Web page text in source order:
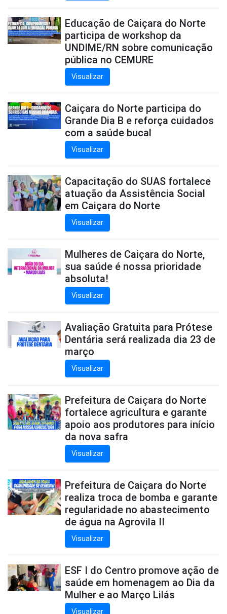
Educação de Caiçara do Norte
participa de workshop da
UNDIME/RN sobre comunicação
pública no CEMURE
Visualizar
Caiçara do Norte participa do
Grande Dia B e reforça cuidados
com a saúde bucal
Visualizar
Capacitação do SUAS fortalece
atuação da Assistência Social
em Caiçara do Norte
Visualizar
Mulheres de Caiçara do Norte,
sua saúde é nossa prioridade
absoluta!
Visualizar
Avaliação Gratuita para Prótese
Dentária será realizada dia 23 de
março
Visualizar
Prefeitura de Caiçara do Norte
fortalece agricultura e garante
apoio aos produtores para início
da nova safra
Visualizar
Prefeitura de Caiçara do Norte
realiza troca de bomba e garante
regularidade no abastecimento
de água na Agrovila II
Visualizar
ESF I do Centro promove ação de
saúde em homenagem ao Dia da
Mulher e ao Março Lilás
Visualizar